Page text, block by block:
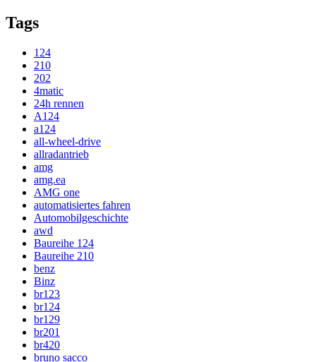
Tags
124
210
202
4matic
24h rennen
A124
a124
all-wheel-drive
allradantrieb
amg
amg.ea
AMG one
automatisiertes fahren
Automobilgeschichte
awd
Baureihe 124
Baureihe 210
benz
Binz
br123
br124
br129
br201
br420
bruno sacco